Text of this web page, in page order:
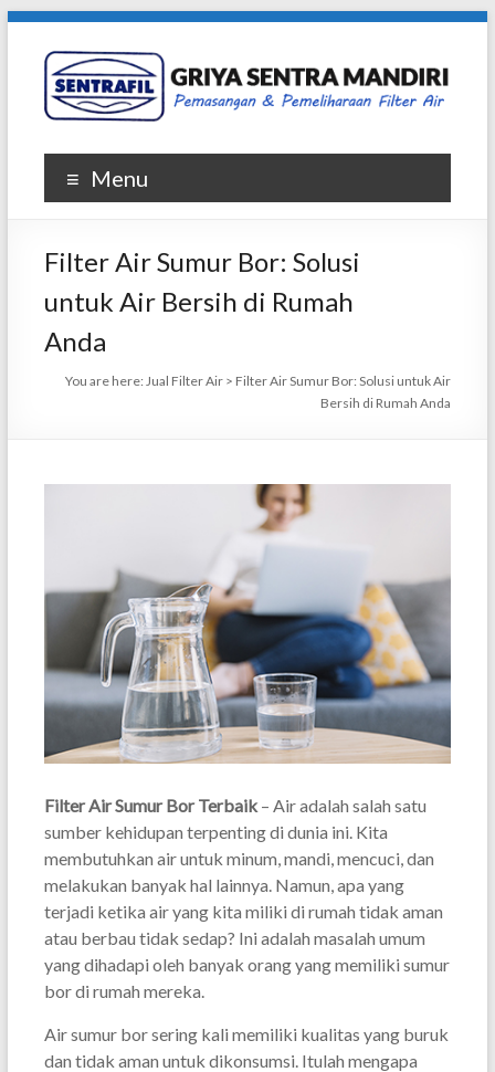
Skip
content
Griya
Sentra
Mandiri
|
SENTRAFIL
Penjualan
Menu
Filter Air Sumur Bor: Solusi
untuk Air Bersih di Rumah
Anda
You are here: Jual Filter Air > Filter Air Sumur Bor: Solusi untuk Air
Bersih di Rumah Anda
Filter Air Sumur Bor Terbaik– Air adalah salah satu
sumber kehidupan terpenting di dunia ini. Kita
membutuhkan air untuk minum, mandi, mencuci, dan
melakukan banyak hal lainnya. Namun, apa yang
terjadi ketika air yang kita miliki di rumah tidak aman
atau berbau tidak sedap? Ini adalah masalah umum
yang dihadapi oleh banyak orang yang memiliki sumur
bor di rumah mereka.
Air sumur bor sering kali memiliki kualitas yang buruk
dan tidak aman untuk dikonsumsi. Itulah mengapa